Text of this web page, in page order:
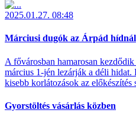
2025.01.27. 08:48
Márciusi dugók az Árpád hídnál
A fővárosban hamarosan
március 1-jén lezárják a déli hidat.
kisebb korlátozások az előkészítés
Gyorstöltés vásárlás közben